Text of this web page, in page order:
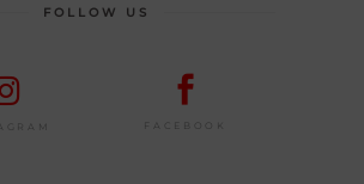
FOLLOW US
FACEBOOK